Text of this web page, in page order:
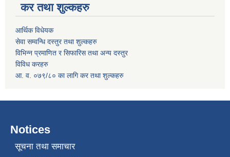
कर तथा शुल्कहरु
आर्थिक विधेयक
सेवा सम्वन्धि दस्तुर तथा शुल्कहरु
विभिन्न प्रमाणित र सिफारिस तथा अन्य दस्तुर
विविध करहरु
आ. व. ०७९/८० का लागि कर तथा शुल्कहरु
Notices
सूचना तथा समाचार